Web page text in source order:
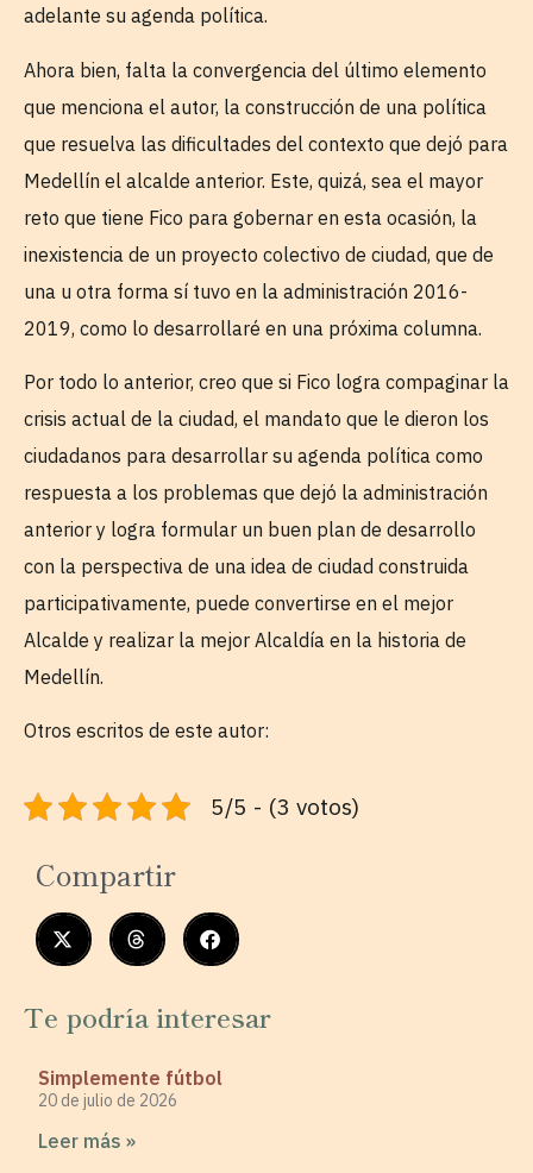
adelante su agenda política.
Ahora bien, falta la convergencia del último elemento
que menciona el autor, la construcción de una política
que resuelva las dificultades del contexto que dejó para
Medellín el alcalde anterior. Este, quizá, sea el mayor
reto que tiene Fico para gobernar en esta ocasión, la
inexistencia de un proyecto colectivo de ciudad, que de
una u otra forma sí tuvo en la administración 2016-
2019, como lo desarrollaré en una próxima columna.
Por todo lo anterior, creo que si Fico logra compaginar la
crisis actual de la ciudad, el mandato que le dieron los
ciudadanos para desarrollar su agenda política como
respuesta a los problemas que dejó la administración
anterior y logra formular un buen plan de desarrollo
con la perspectiva de una idea de ciudad construida
participativamente, puede convertirse en el mejor
Alcalde y realizar la mejor Alcaldía en la historia de
Medellín.
Otros escritos de este autor:
5/5 - (3 votos)
Compartir
Te podría interesar
Simplemente fútbol
20 de julio de 2026
Leer más »